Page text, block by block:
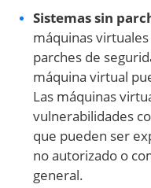
Sistemas sin
máquinas
parches de
máquina virtual
Las máquinas
vulnerabilidades
que pueden ser
no autorizado o
general.